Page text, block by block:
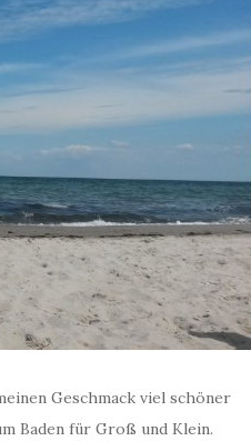
Geschmack viel schöner
Baden für Groß und Klein.